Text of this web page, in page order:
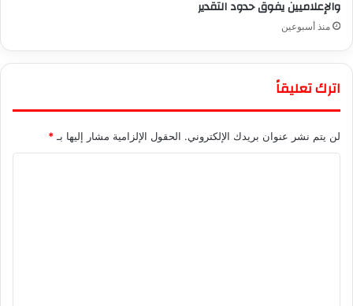
والإعلاميين يفوق حدود التقدير
منذ أسبوعين
اترك تعليقاً
لن يتم نشر عنوان بريدك الإلكتروني. الحقول الإلزامية مشار إليها بـ *